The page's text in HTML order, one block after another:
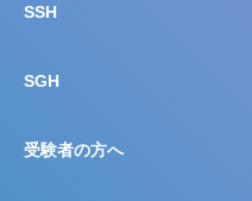
SSH
SGH
受験者の方へ